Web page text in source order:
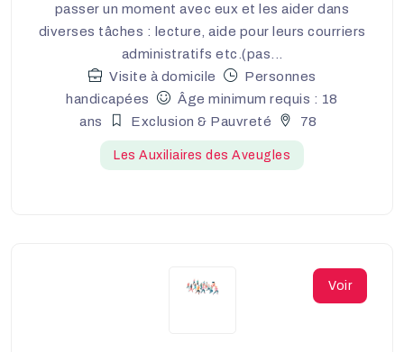
passer un moment avec eux et les aider dans
diverses tâches : lecture, aide pour leurs courriers
administratifs etc.(pas...
Visite à domicile
Personnes
handicapées
Âge minimum requis : 18
ans
Exclusion & Pauvreté 78
Les Auxiliaires des Aveugles
Voir